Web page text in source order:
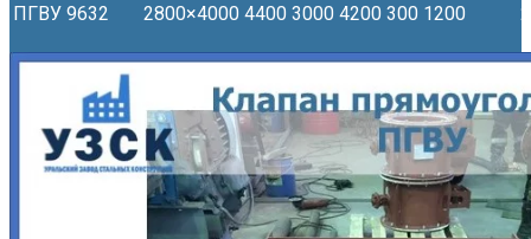
ПГВУ 9632
2800×4000 4400 3000 4200 300 1200